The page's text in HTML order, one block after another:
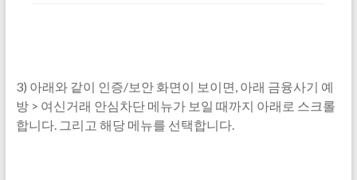
3) 아래와 같이 인증/보안 화면이 보이면, 아래 금융사기 예
방 > 여신거래 안심차단 메뉴가 보일 때까지 아래로 스크롤
합니다. 그리고 해당 메뉴를 선택합니다.